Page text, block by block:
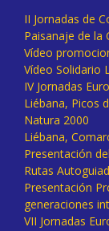
II Jornadas de
Paisanaje de la
Vídeo
Vídeo Solidario
IV Jornadas
Liébana, Picos
Natura 2000
Liébana,
Presentación
Rutas
Presentación
generaciones
VII Jornadas